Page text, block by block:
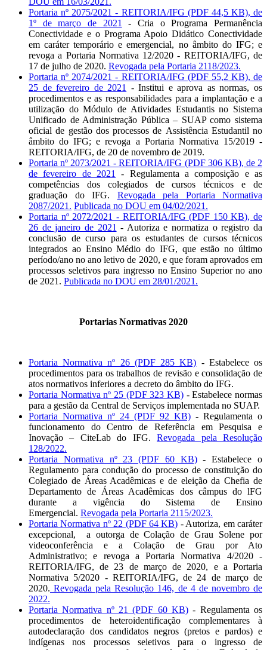
Portaria nº 2075/2021 - REITORIA/IFG (PDF 44,5 KB), de
1º de março de 2021
- Cria o Programa Permanência
Conectividade e o Programa Apoio Didático Conectividade
em caráter temporário e emergencial, no âmbito do IFG; e
revoga a Portaria Normativa 12/2020 - REITORIA/IFG, de
17 de julho de 2020. Revogada pela Portaria 2118/2023.
Portaria nº 2074/2021 - REITORIA/IFG (PDF 55,2 KB), de
25 de fevereiro de 2021
- Institui e aprova as normas, os
procedimentos e as responsabilidades para a implantação e a
utilização do Módulo de Atividades Estudantis no Sistema
Unificado de Administração Pública – SUAP como sistema
oficial de gestão dos processos de Assistência Estudantil no
âmbito do IFG; e revoga a Portaria Normativa 15/2019 -
REITORIA/IFG, de 20 de novembro de 2019.
Portaria nº 2073/2021 - REITORIA/IFG (PDF 306 KB), de 2
de fevereiro de 2021
- Regulamenta a composição e as
competências dos colegiados de cursos técnicos e de
graduação do IFG. Revogada pela Portaria Normativa
2087/2021. Publicada no DOU em 04/02/2021.
Portaria nº 2072/2021 - REITORIA/IFG (PDF 150 KB), de
26 de janeiro de 2021 - Autoriza e normatiza o registro da
conclusão de curso para os estudantes de cursos técnicos
integrados ao Ensino Médio do IFG, que estão no último
período/ano no ano letivo de 2020, e que foram aprovados em
processos seletivos para ingresso no Ensino Superior no ano
de 2021. Publicada no DOU em 28/01/2021.
Portarias Normativas 2020
Portaria Normativa nº 26 (PDF 285 KB) - Estabelece os
procedimentos para os trabalhos de revisão e consolidação de
atos normativos inferiores a decreto do âmbito do IFG.
Portaria Normativa nº 25 (PDF 323 KB) - Estabelece normas
para a gestão da Central de Serviços implementada no SUAP.
Portaria Normativa nº 24 (PDF 92 KB) - Regulamenta o
funcionamento do Centro de Referência em Pesquisa e
Inovação – CiteLab do IFG.Revogada pela Resolução
128/2022.
Portaria Normativa nº 23 (PDF 60 KB)- Estabelece o
Regulamento para condução do processo de constituição do
Colegiado de Áreas Acadêmicas e de eleição da Chefia de
Departamento de Áreas Acadêmicas dos câmpus do lFG
durante a vigência do Sistema de Ensino
Emergencial. Revogada pela Portaria 2115/2023.
Portaria Normativa nº 22 (PDF 64 KB) - Autoriza, em caráter
excepcional, a outorga de Colação de Grau Solene por
videoconferência e a Colação de Grau por Ato
Administrativo; e revoga a Portaria Normativa 4/2020 -
REITORIA/IFG, de 23 de março de 2020, e a Portaria
Normativa 5/2020 - REITORIA/IFG, de 24 de março de
2020. Revogada pela Resolução 146, de 4 de novembro de
2022.
Portaria Normativa nº 21 (PDF 60 KB) - Regulamenta os
procedimentos de heteroidentificação complementares à
autodeclaração dos candidatos negros (pretos e pardos) e
indígenas nos processos seletivos para o ingresso de